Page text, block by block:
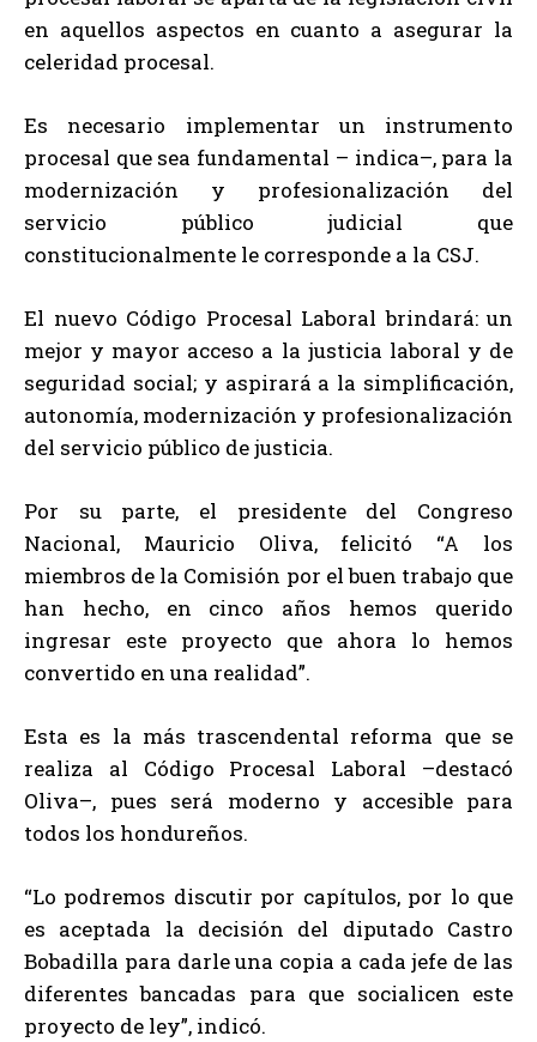
en aquellos aspectos en cuanto a asegurar la
celeridad procesal.
Es necesario implementar un instrumento
procesal que sea fundamental – indica–, para la
modernización y profesionalización del
servicio público judicial que
constitucionalmente le corresponde a la CSJ.
El nuevo Código Procesal Laboral brindará: un
mejor y mayor acceso a la justicia laboral y de
seguridad social; y aspirará a la simplificación,
autonomía, modernización y profesionalización
del servicio público de justicia.
Por su parte, el presidente del Congreso
Nacional, Mauricio Oliva, felicitó “A los
miembros de la Comisión por el buen trabajo que
han hecho, en cinco años hemos querido
ingresar este proyecto que ahora lo hemos
convertido en una realidad”.
Esta es la más trascendental reforma que se
realiza al Código Procesal Laboral –destacó
Oliva–, pues será moderno y accesible para
todos los hondureños.
“Lo podremos discutir por capítulos, por lo que
es aceptada la decisión del diputado Castro
Bobadilla para darle una copia a cada jefe de las
diferentes bancadas para que socialicen este
proyecto de ley”, indicó.